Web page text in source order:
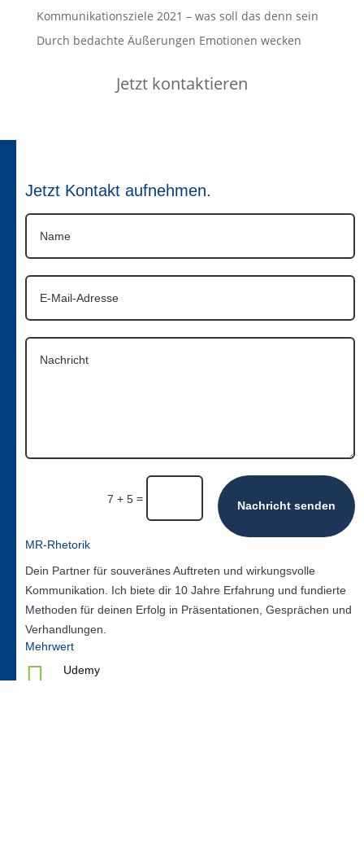
Kommunikationsziele 2021 – was soll das denn sein
Durch bedachte Äußerungen Emotionen wecken
Jetzt kontaktieren
Jetzt Kontakt aufnehmen.
7 + 5 =
Nachricht senden
MR-Rhetorik
Dein Partner für souveränes Auftreten und wirkungsvolle
Kommunikation. Ich biete dir 10 Jahre Erfahrung und fundierte
Methoden für deinen Erfolg in Präsentationen, Gesprächen und
Verhandlungen.
Mehrwert

Udemy